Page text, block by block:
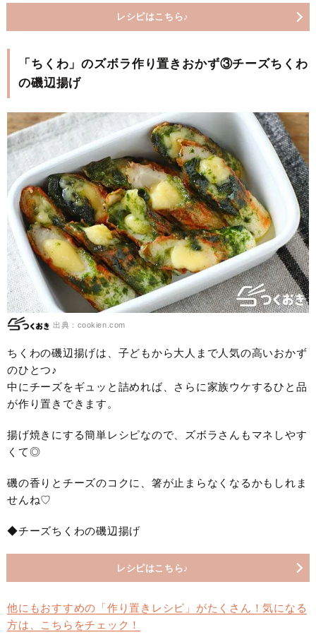
レシピはこちら♪
「ちくわ」のズボラ作り置きおかず③チーズちくわ
の磯辺揚げ
出典：cookien.com
ちくわの磯辺揚げは、子どもから大人まで人気の高いおかず
のひとつ♪
中にチーズをギュッと詰めれば、さらに家族ウケするひと品
が作り置きできます。
揚げ焼きにする簡単レシピなので、ズボラさんもマネしやす
くて◎
磯の香りとチーズのコクに、箸が止まらなくなるかもしれま
せんね♡
◆チーズちくわの磯辺揚げ
レシピはこちら♪
他にもおすすめの「作り置きレシピ」がたくさん！気になる
方は、こちらをチェック！